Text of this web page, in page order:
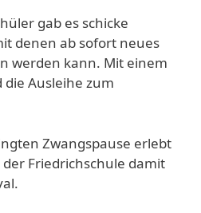
gab es schicke
denen ab sofort neues
werden kann. Mit einem
Ausleihe zum
Zwangspause erlebt
Friedrichschule damit